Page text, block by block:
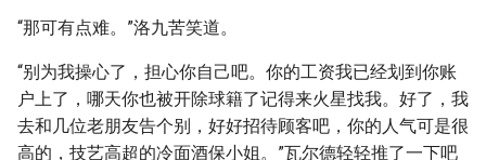
“那可有点难。”洛九苦笑道。
“别为我操心了，担心你自己吧。你的工资我已经划到你账
户上了，哪天你也被开除球籍了记得来火星找我。好了，我
去和几位老朋友告个别，好好招待顾客吧，你的人气可是很
高的，技艺高超的冷面酒保小姐。”瓦尔德轻轻推了一下吧